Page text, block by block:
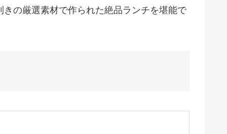
の厳選素材で作られた絶品ランチを堪能で